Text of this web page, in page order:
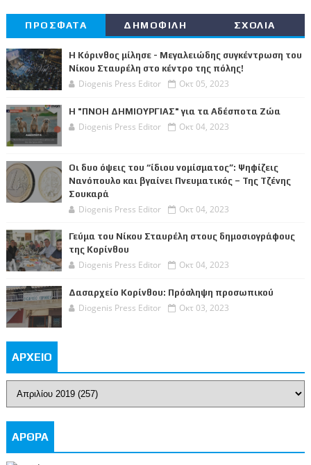
ΠΡΟΣΦΑΤΑ ΔΗΜΟΦΙΛΗ ΣΧΟΛΙΑ
Η Κόρινθος μίλησε - Μεγαλειώδης συγκέντρωση του
Νίκου Σταυρέλη στο κέντρο της πόλης!
Diogenis Press Editor Οκτ 05, 2023
Η "ΠΝΟΗ ΔΗΜΙΟΥΡΓΙΑΣ" για τα Αδέσποτα Ζώα
Diogenis Press Editor Οκτ 04, 2023
Οι δυο όψεις του “ίδιου νομίσματος”: Ψηφίζεις
Νανόπουλο και βγαίνει Πνευματικός – Της Τζένης
Σουκαρά
Diogenis Press Editor Οκτ 04, 2023
Γεύμα του Νίκου Σταυρέλη στους δημοσιογράφους
της Κορίνθου
Diogenis Press Editor Οκτ 04, 2023
Δασαρχείο Κορίνθου: Πρόσληψη προσωπικού
Diogenis Press Editor Οκτ 03, 2023
ΑΡΧΕΙΟ
ΑΡΘΡΑ